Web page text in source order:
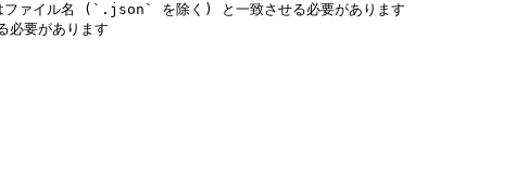
イル名 (`.json` を除く) と一致させる必要があります
があります